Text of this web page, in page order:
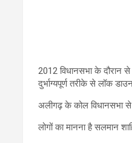
2012 विधानसभा के दौरान
दुर्भाग्यपूर्ण तरीके से लॉक
अलीगढ़ के कोल विधानसभा से
लोगों का मानना है सलमान